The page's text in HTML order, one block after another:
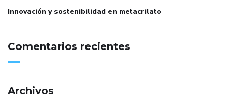
Innovación y sostenibilidad en metacrilato
Comentarios recientes
Archivos